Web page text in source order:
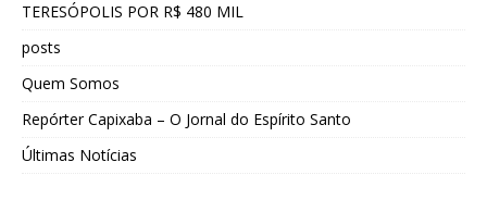
TERESÓPOLIS POR R$ 480 MIL
posts
Quem Somos
Repórter Capixaba – O Jornal do Espírito Santo
Últimas Notícias